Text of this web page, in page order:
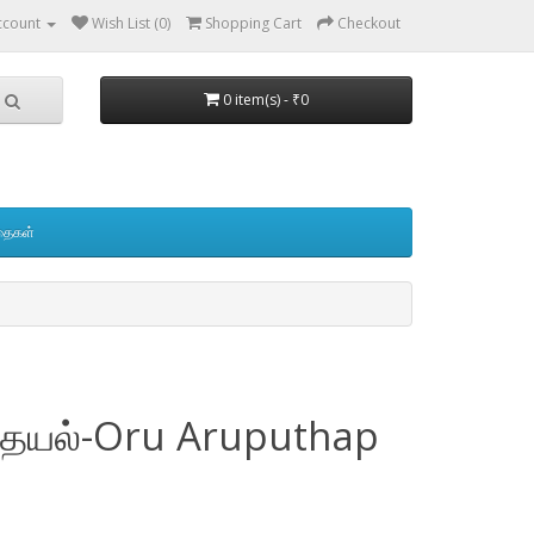
Wish List (0) Shopping Cart Checkout
0 item(s) - ₹0
Oru Aruputhap